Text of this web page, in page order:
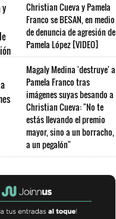
Christian Cueva y Pamela
Franco se BESAN, en medio
de denuncia de agresión de
Pamela López [VIDEO]
Magaly Medina 'destruye' a
Pamela Franco tras
imágenes suyas besando a
Christian Cueva: "No te
estás llevando el premio
mayor, sino a un borracho,
a un pegalón"